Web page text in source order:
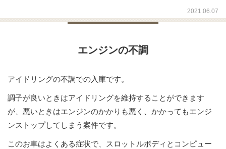
2021.06.07
エンジンの不調
アイドリングの不調での入庫です。
調子が良いときはアイドリングを維持することができます
が、悪いときはエンジンのかかりも悪く、かかってもエンジ
ンストップしてしまう案件です。
このお車はよくある症状で、スロットルボディとコンピュー